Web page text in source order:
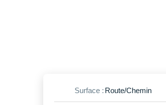
Surface : Route/Chemin